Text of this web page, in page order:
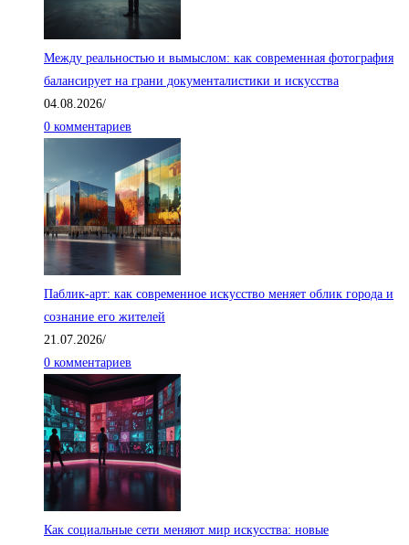
Между реальностью и вымыслом: как современная фотография
балансирует на грани документалистики и искусства
04.08.2026/
0 комментариев
Паблик-арт: как современное искусство меняет облик города и
сознание его жителей
21.07.2026/
0 комментариев
Как социальные сети меняют мир искусства: новые